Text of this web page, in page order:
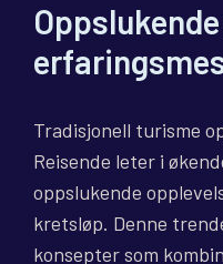
Tradisjonell turisme
Reisende leter i
oppslukende
kretsløp. Denne
konsepter som